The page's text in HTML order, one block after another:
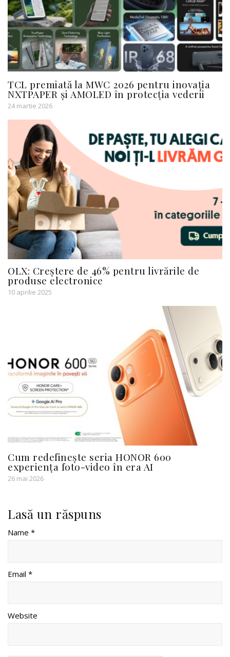
TCL premiată la MWC 2026 pentru inovația
NXTPAPER și AMOLED în protecția vederii
24 martie 2026
OLX: Creștere de 46% pentru livrările de
produse electronice
10 aprilie 2025
Cum redefinește seria HONOR 600
experiența foto-video în era AI
26 mai 2026
Lasă un răspuns
Name *
Email *
Website